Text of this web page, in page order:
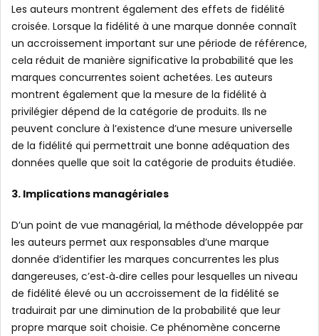
Les auteurs montrent également des effets de fidélité
croisée. Lorsque la fidélité à une marque donnée connaît
un accroissement important sur une période de référence,
cela réduit de manière significative la probabilité que les
marques concurrentes soient achetées. Les auteurs
montrent également que la mesure de la fidélité à
privilégier dépend de la catégorie de produits. Ils ne
peuvent conclure à l’existence d’une mesure universelle
de la fidélité qui permettrait une bonne adéquation des
données quelle que soit la catégorie de produits étudiée.
3. Implications managériales
D’un point de vue managérial, la méthode développée par
les auteurs permet aux responsables d’une marque
donnée d’identifier les marques concurrentes les plus
dangereuses, c’est‐à‐dire celles pour lesquelles un niveau
de fidélité élevé ou un accroissement de la fidélité se
traduirait par une diminution de la probabilité que leur
propre marque soit choisie. Ce phénomène concerne